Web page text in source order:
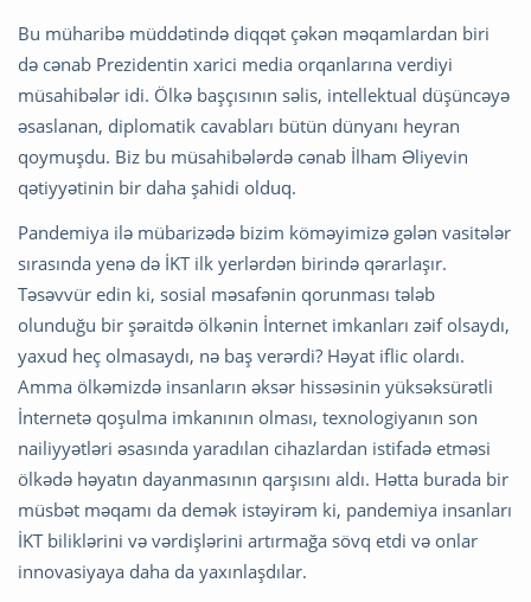
Bu müharibə müddətində diqqət çəkən məqamlardan biri
də cənab Prezidentin xarici media orqanlarına verdiyi
müsahibələr idi. Ölkə başçısının səlis, intellektual düşüncəyə
əsaslanan, diplomatik cavabları bütün dünyanı heyran
qoymuşdu. Biz bu müsahibələrdə cənab İlham Əliyevin
qətiyyətinin bir daha şahidi olduq.
Pandemiya ilə mübarizədə bizim köməyimizə gələn vasitələr
sırasında yenə də İKT ilk yerlərdən birində qərarlaşır.
Təsəvvür edin ki, sosial məsafənin qorunması tələb
olunduğu bir şəraitdə ölkənin İnternet imkanları zəif olsaydı,
yaxud heç olmasaydı, nə baş verərdi? Həyat iflic olardı.
Amma ölkəmizdə insanların əksər hissəsinin yüksəksürətli
İnternetə qoşulma imkanının olması, texnologiyanın son
nailiyyətləri əsasında yaradılan cihazlardan istifadə etməsi
ölkədə həyatın dayanmasının qarşısını aldı. Hətta burada bir
müsbət məqamı da demək istəyirəm ki, pandemiya insanları
İKT biliklərini və vərdişlərini artırmağa sövq etdi və onlar
innovasiyaya daha da yaxınlaşdılar.